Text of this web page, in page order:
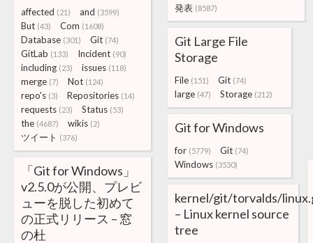
発表 (8587)
affected (21) and (3599)
But (43) Com (1608)
Database (301) Git (74)
GitLab (133) Incident (90)
including (23) issues (118)
merge (7) Not (124)
repo's (3) Repositories (14)
requests (23) Status (53)
the (4687) wikis (2)
ツイート (376)
Git Large File
Storage
File (151) Git (74)
large (47) Storage (212)
Git for Windows
for (5779) Git (74)
Windows (3530)
「Git for Windows」
v2.5.0が公開、プレビ
ューを脱した初めて
の正式リリース – 窓
の杜
kernel/git/torvalds/
– Linux kernel source
tree